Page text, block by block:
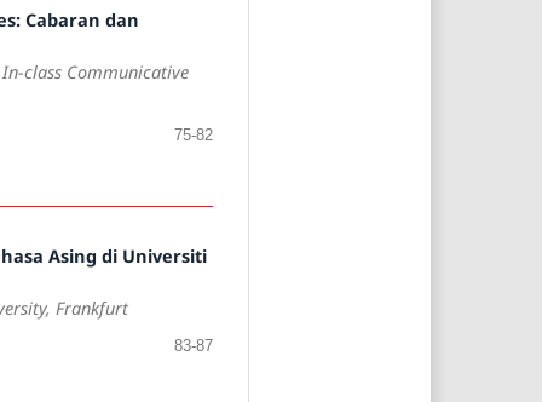
Cabaran dan
class Communicative
75-82
Asing di Universiti
Frankfurt
83-87